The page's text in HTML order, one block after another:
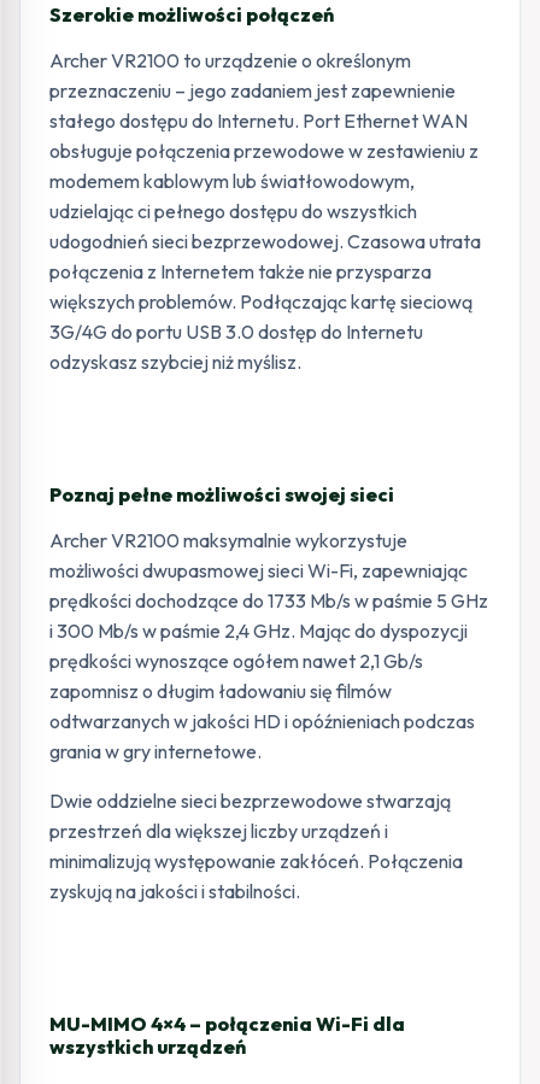
Szerokie możliwości połączeń
Archer VR2100 to urządzenie o określonym
przeznaczeniu – jego zadaniem jest zapewnienie
stałego dostępu do Internetu. Port Ethernet WAN
obsługuje połączenia przewodowe w zestawieniu z
modemem kablowym lub światłowodowym,
udzielając ci pełnego dostępu do wszystkich
udogodnień sieci bezprzewodowej. Czasowa utrata
połączenia z Internetem także nie przysparza
większych problemów. Podłączając kartę sieciową
3G/4G do portu USB 3.0 dostęp do Internetu
odzyskasz szybciej niż myślisz.
Poznaj pełne możliwości swojej sieci
Archer VR2100 maksymalnie wykorzystuje
możliwości dwupasmowej sieci Wi-Fi, zapewniając
prędkości dochodzące do 1733 Mb/s w paśmie 5 GHz
i 300 Mb/s w paśmie 2,4 GHz. Mając do dyspozycji
prędkości wynoszące ogółem nawet 2,1 Gb/s
zapomnisz o długim ładowaniu się filmów
odtwarzanych w jakości HD i opóźnieniach podczas
grania w gry internetowe.
Dwie oddzielne sieci bezprzewodowe stwarzają
przestrzeń dla większej liczby urządzeń i
minimalizują występowanie zakłóceń. Połączenia
zyskują na jakości i stabilności.
MU-MIMO 4×4 – połączenia Wi-Fi dla
wszystkich urządzeń